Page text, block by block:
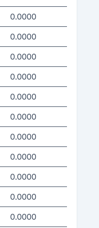
0.0000
0.0000
0.0000
0.0000
0.0000
0.0000
0.0000
0.0000
0.0000
0.0000
0.0000